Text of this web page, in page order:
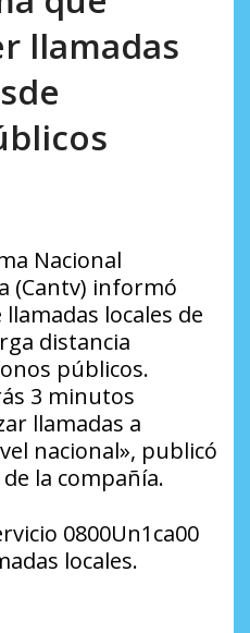
llamadas
Nacional
(Cantv) informó
locales de
distancia
públicos.
3 minutos
llamadas a
nacional», publicó
la compañía.
0800Un1ca00
locales.